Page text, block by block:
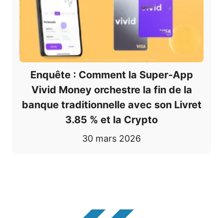
Enquête : Comment la Super-App
Vivid Money orchestre la fin de la
banque traditionnelle avec son Livret
3.85 % et la Crypto
30 mars 2026